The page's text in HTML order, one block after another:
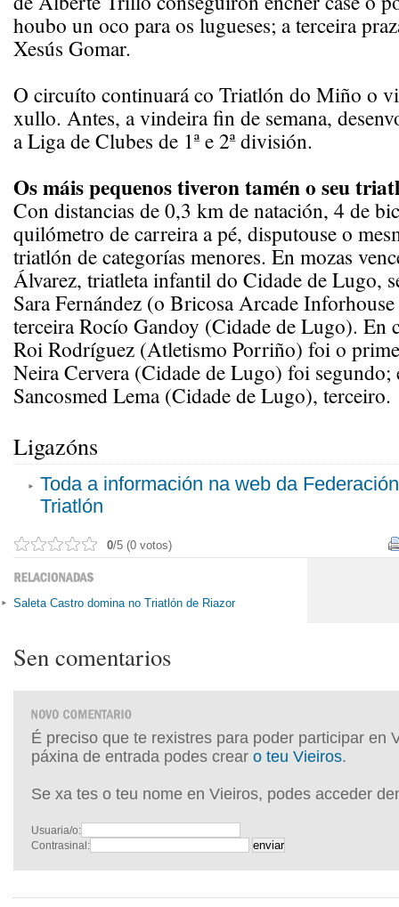
houbo un oco para os lugueses; a terceira
Xesús Gomar.
O circuíto continuará co Triatlón do Miño o
xullo. Antes, a vindeira fin de semana,
a Liga de Clubes de 1ª e 2ª división.
Os máis pequenos tiveron tamén o seu
Con distancias de 0,3 km de natación, 4 de
quilómetro de carreira a pé, disputouse o
triatlón de categorías menores. En mozas
Álvarez, triatleta infantil do Cidade de Lugo,
Sara Fernández (o Bricosa Arcade
terceira Rocío Gandoy (Cidade de Lugo). En
Roi Rodríguez (Atletismo Porriño) foi o
Neira Cervera (Cidade de Lugo) foi segundo;
Sancosmed Lema (Cidade de Lugo), terceiro.
Ligazóns
Toda a información na web da
Triatlón
0/5 (0 votos)
Saleta Castro domina no Triatlón de Riazor
Sen comentarios
É preciso que te rexistres para poder participar en
páxina de entrada podes crear o teu Vieiros.
Se xa tes o teu nome en Vieiros, podes acceder
Usuaria/o:
Contrasinal: